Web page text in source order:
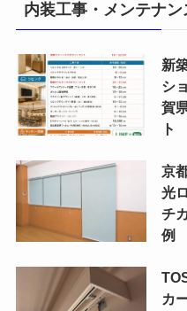
内装工事・メンテナン
新
シ
賀
ト
京
光
チ
例
カ